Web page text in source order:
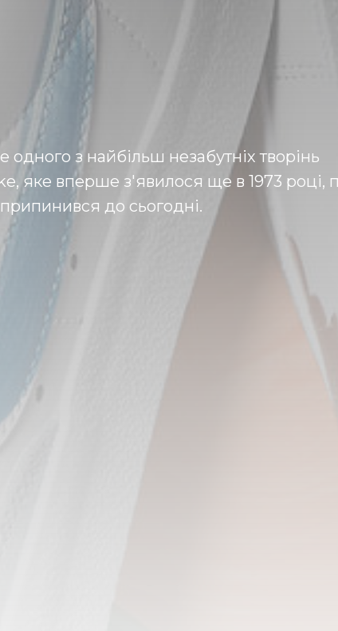
одного з найбільш незабутніх творінь
яке вперше з'явилося ще в 1973 році,
до сьогодні.